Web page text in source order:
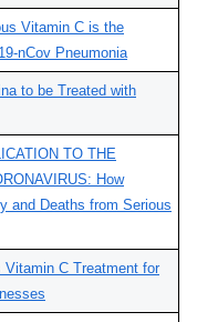
Vitamin C is the
nCov Pneumonia
to be Treated with
TO THE
How
and Deaths from Serious
Vitamin C Treatment for